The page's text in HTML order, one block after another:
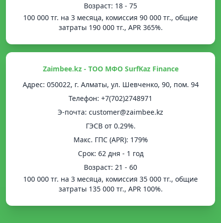
Возраст: 18 - 75
100 000 тг. на 3 месяца, комиссия 90 000 тг., общие
затраты 190 000 тг., APR 365%.
Zaimbee.kz - ТОО МФО SurfKaz Finance
Адрес: 050022, г. Алматы, ул. Шевченко, 90, пом. 94
Телефон: +7(702)2748971
Э-почта: customer@zaimbee.kz
ГЭСВ от 0.29%.
Mакс. ГПС (APR): 179%
Срок: 62 дня - 1 год
Возраст: 21 - 60
100 000 тг. на 3 месяца, комиссия 35 000 тг., общие
затраты 135 000 тг., APR 100%.